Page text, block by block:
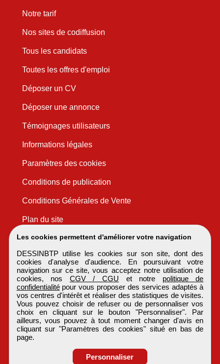
Les cookies permettent d'améliorer votre navigation
DESSINBTP utilise les cookies sur son site, dont des
cookies d'analyse d'audience. En poursuivant votre
navigation sur ce site, vous acceptez notre utilisation de
cookies, nos CGV / CGU et notre politique de
confidentialitépour vous proposer des services adaptés à
vos centres d'intérêt et réaliser des statistiques de visites.
Vous pouvez choisir de refuser ou de personnaliser vos
choix en cliquant sur le bouton "Personnaliser". Par
ailleurs, vous pouvez à tout moment changer d'avis en
cliquant sur "Paramètres des cookies" situé en bas de
page.
Personnaliser
Notre tarif
Nos sites de codiffusion
Tous les candidats
Toutes les offres d'emploi
Déposer un CV
Déposer une annonce
Témoignages utilisateurs
Informations légales
Paramètres des cookies
Conditions de publication
Conditions Générales de Vente
Plan du site